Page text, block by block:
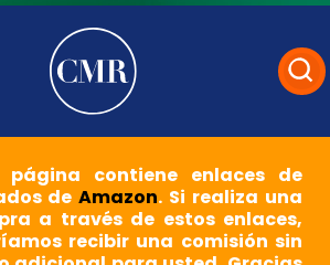
página contiene enlaces de
deAmazon. Si realiza una
a través de estos enlaces,
recibir una comisión sin